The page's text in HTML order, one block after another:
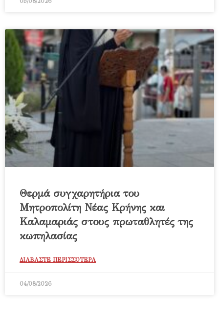
Θερμά συγχαρητήρια του
Μητροπολίτη Νέας Κρήνης και
Καλαμαριάς στους πρωταθλητές της
κωπηλασίας
ΔΙΑΒΑΣΤΕ ΠΕΡΙΣΣΟΤΕΡΑ
04/08/2026